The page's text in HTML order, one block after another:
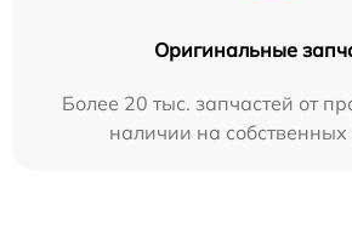
Оригинальные
Более 20 тыс. запчастей от
наличии на собственных